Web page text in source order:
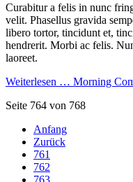
Curabitur a felis in nunc
velit. Phasellus gravida
libero tortor, tincidunt et,
hendrerit. Morbi ac felis.
laoreet.
Weiterlesen … Morning
Seite 764 von 768
Anfang
Zurück
761
762
763